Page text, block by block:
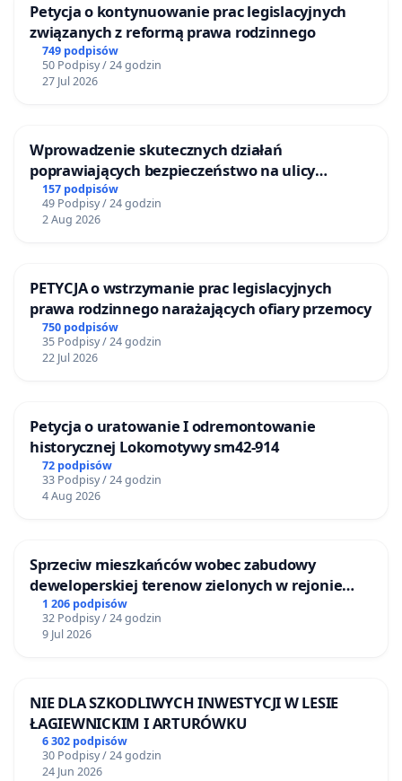
Petycja o kontynuowanie prac legislacyjnych
związanych z reformą prawa rodzinnego
749 podpisów
50 Podpisy / 24 godzin
27 Jul 2026
Wprowadzenie skutecznych działań
poprawiających bezpieczeństwo na ulicy
Żeromskiego w Otwocku
157 podpisów
49 Podpisy / 24 godzin
2 Aug 2026
PETYCJA o wstrzymanie prac legislacyjnych
prawa rodzinnego narażających ofiary przemocy
750 podpisów
35 Podpisy / 24 godzin
22 Jul 2026
Petycja o uratowanie I odremontowanie
historycznej Lokomotywy sm42-914
72 podpisów
33 Podpisy / 24 godzin
4 Aug 2026
Sprzeciw mieszkańców wobec zabudowy
deweloperskiej terenow zielonych w rejonie
Bulwarów Straceńskich w Bielsku-Białej
1 206 podpisów
32 Podpisy / 24 godzin
9 Jul 2026
NIE DLA SZKODLIWYCH INWESTYCJI W LESIE
ŁAGIEWNICKIM I ARTURÓWKU
6 302 podpisów
30 Podpisy / 24 godzin
24 Jun 2026